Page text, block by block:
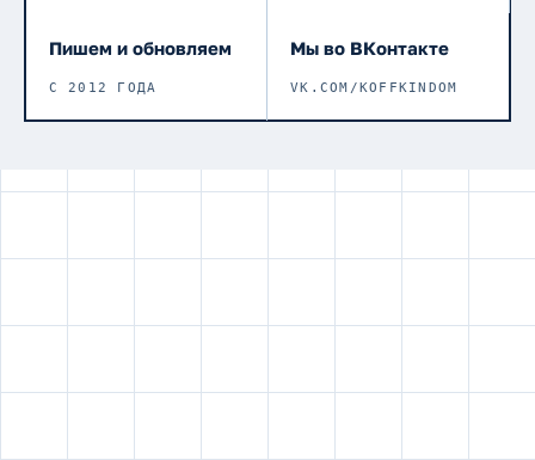
Пишем и обновляем
С 2012 ГОДА
Мы во ВКонтакте
VK.COM/KOFFKINDOM